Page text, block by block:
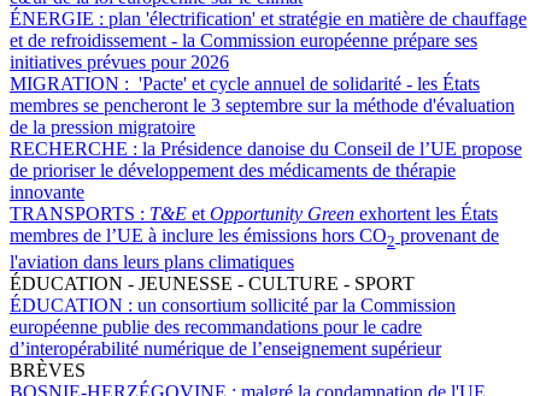
ÉNERGIE : plan 'électrification' et stratégie en matière de chauffage
et de refroidissement - la Commission européenne prépare ses
initiatives prévues pour 2026
MIGRATION : 'Pacte' et cycle annuel de solidarité - les États
membres se pencheront le 3 septembre sur la méthode d'évaluation
de la pression migratoire
RECHERCHE : la Présidence danoise du Conseil de l’UE propose
de prioriser le développement des médicaments de thérapie
innovante
TRANSPORTS : T&E et Opportunity Green exhortent les États
membres de l’UE à inclure les émissions hors CO2 provenant de
l'aviation dans leurs plans climatiques
ÉDUCATION - JEUNESSE - CULTURE - SPORT
ÉDUCATION : un consortium sollicité par la Commission
européenne publie des recommandations pour le cadre
d’interopérabilité numérique de l’enseignement supérieur
BRÈVES